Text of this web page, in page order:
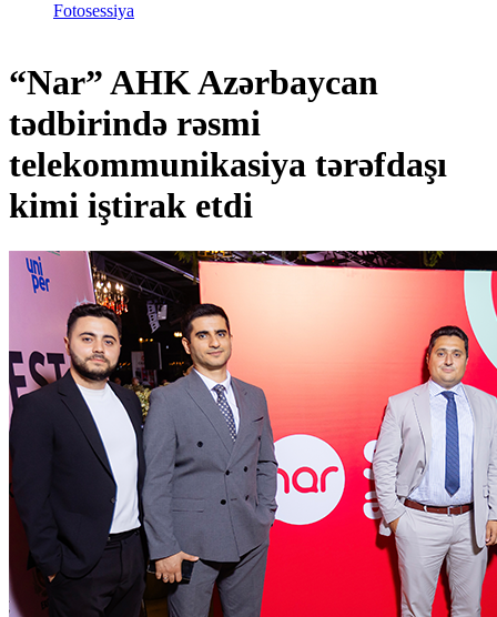
Fotosessiya
“Nar” AHK Azərbaycan
tədbirində rəsmi
telekommunikasiya tərəfdaşı
kimi iştirak etdi